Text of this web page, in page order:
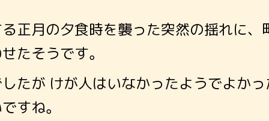
正月の夕食時を襲った突然の揺れに、
たそうです。
たが けが人はいなかったようでよか
すね。